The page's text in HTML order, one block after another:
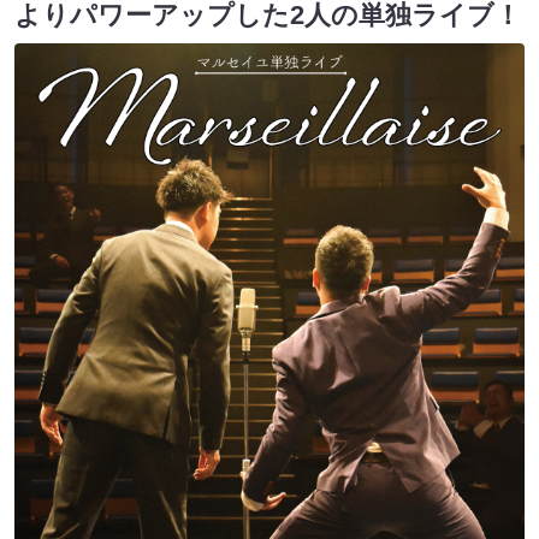
よりパワーアップした2人の単独ライブ！